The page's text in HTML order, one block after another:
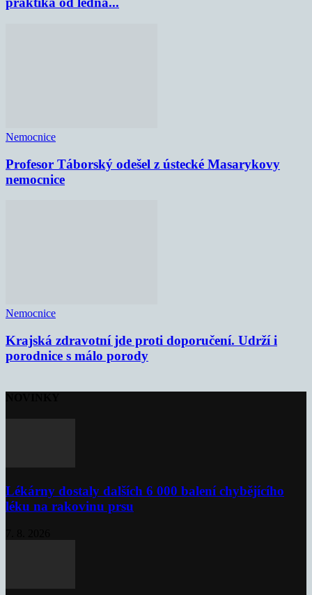
Nemocnice
Profesor Táborský odešel z ústecké Masarykovy
nemocnice
Nemocnice
Krajská zdravotní jde proti doporučení. Udrží i
porodnice s málo porody
Lékárny dostaly dalších 6 000 balení chybějícího
léku na rakovinu prsu